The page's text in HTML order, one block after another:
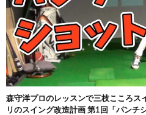
森守洋プロのレッスンで三枝こころス
リのスイング改造計画 第1回「パンチ